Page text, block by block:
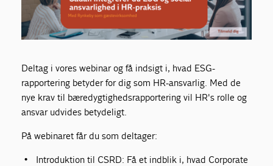
Deltag i vores webinar og få indsigt i, hvad ESG-
rapportering betyder for dig som HR-ansvarlig. Med de
nye krav til bæredygtighedsrapportering vil HR's rolle og
ansvar udvides betydeligt.
På webinaret får du som deltager:
Introduktion til CSRD: Få et indblik i, hvad Corporate